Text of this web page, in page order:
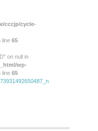
cccjp/cycle-
line 65
on null in
wp-
line 65